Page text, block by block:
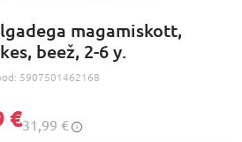
magamiskott,
beež, 2-6 y.
5907501462168
€31,99 €